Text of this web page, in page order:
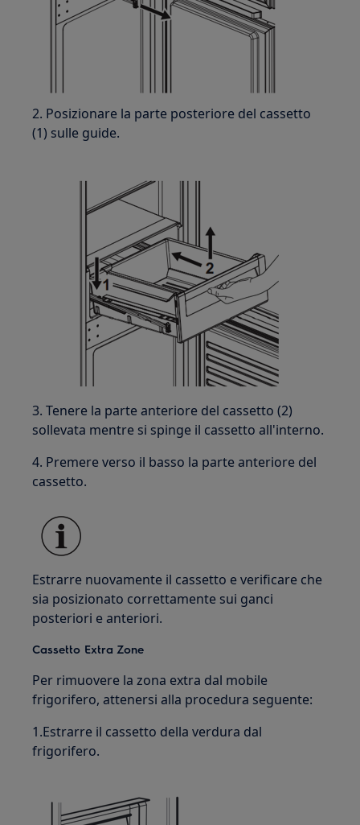
2. Posizionare la parte posteriore del cassetto
(1) sulle guide.
3. Tenere la parte anteriore del cassetto (2)
sollevata mentre si spinge il cassetto all'interno.
4. Premere verso il basso la parte anteriore del
cassetto.
Estrarre nuovamente il cassetto e verificare che
sia posizionato correttamente sui ganci
posteriori e anteriori.
Cassetto Extra Zone
Per rimuovere la zona extra dal mobile
frigorifero, attenersi alla procedura seguente:
1.Estrarre il cassetto della verdura dal
frigorifero.